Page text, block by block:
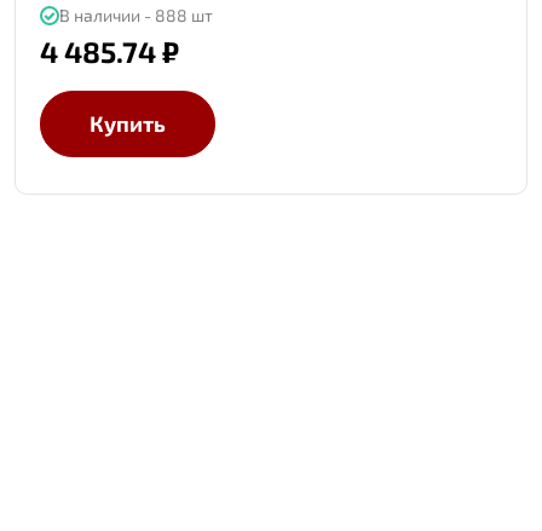
В наличии - 888 шт
4 485.74 ₽
Купить